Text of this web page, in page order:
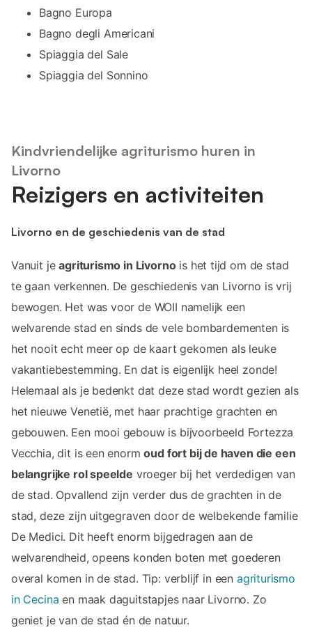
Bagno Europa
Bagno degli Americani
Spiaggia del Sale
Spiaggia del Sonnino
Kindvriendelijke agriturismo huren in
Livorno
Reizigers en activiteiten
Livorno en de geschiedenis van de stad
Vanuit jeagriturismo in Livornois het tijd om de stad
te gaan verkennen. De geschiedenis van Livorno is vrij
bewogen. Het was voor de WOII namelijk een
welvarende stad en sinds de vele bombardementen is
het nooit echt meer op de kaart gekomen als leuke
vakantiebestemming. En dat is eigenlijk heel zonde!
Helemaal als je bedenkt dat deze stad wordt gezien als
het nieuwe Venetië, met haar prachtige grachten en
gebouwen. Een mooi gebouw is bijvoorbeeld Fortezza
Vecchia, dit is een enormoud fort bij de haven die een
belangrijke rol speelde vroeger bij het verdedigen van
de stad. Opvallend zijn verder dus de grachten in de
stad, deze zijn uitgegraven door de welbekende familie
De Medici. Dit heeft enorm bijgedragen aan de
welvarendheid, opeens konden boten met goederen
overal komen in de stad. Tip: verblijf in een agriturismo
in Cecina en maak daguitstapjes naar Livorno. Zo
geniet je van de stad én de natuur.